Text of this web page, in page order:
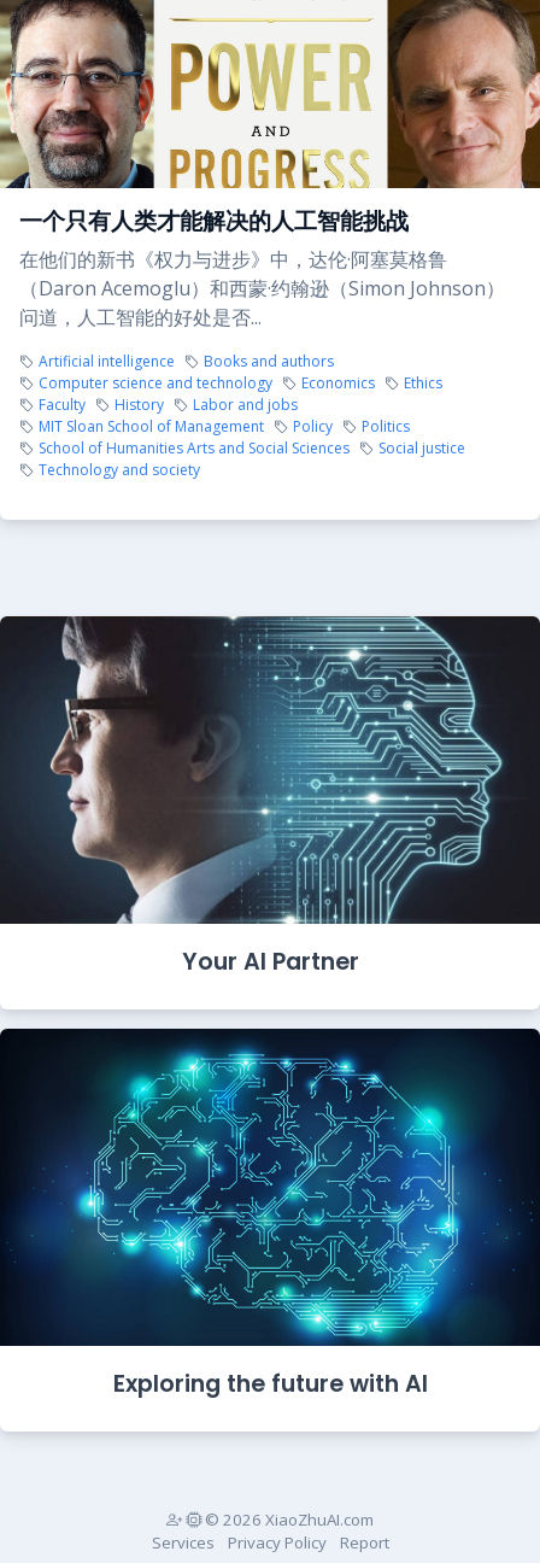
一个只有人类才能解决的人工智能挑战
在他们的新书《权力与进步》中，达伦·阿塞莫格鲁
（Daron Acemoglu）和西蒙·约翰逊（Simon Johnson）
问道，人工智能的好处是否...
Artificial intelligence
Books and authors
Computer science and technology
Economics
Ethics
Faculty
History
Labor and jobs
MIT Sloan School of Management
Policy
Politics
School of Humanities Arts and Social Sciences
Social justice
Technology and society
Your AI Partner
Exploring the future with AI
© 2026 XiaoZhuAI.com
Services
Privacy Policy Report